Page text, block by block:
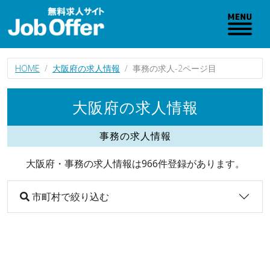
HOME 大阪府の求人情報 事務の求人-2ページ目
大阪府の求人情報
事務の求人情報
大阪府・事務の求人情報は966件登録があります。
市町村で絞り込む